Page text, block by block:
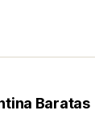
Baratas